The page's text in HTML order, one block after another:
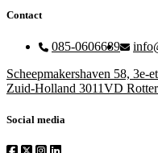
Contact
085-0606689
Scheepmakershaven 58, 3e-
Zuid-Holland 3011VD
Social media